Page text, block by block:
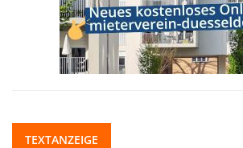
TEXTANZEIGE